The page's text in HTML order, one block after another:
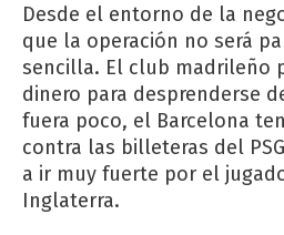
Desde el entorno de la
que la operación no será
sencilla. El club madrileño
dinero para desprenderse
fuera poco, el Barcelona
contra las billeteras del
a ir muy fuerte por el
Inglaterra.